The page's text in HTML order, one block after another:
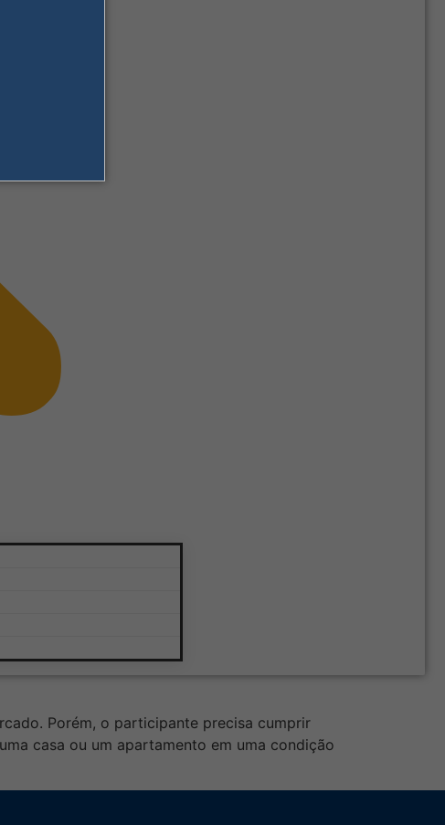
judiciais?
Porém, o participante precisa cumprir
casa ou um apartamento em uma condição